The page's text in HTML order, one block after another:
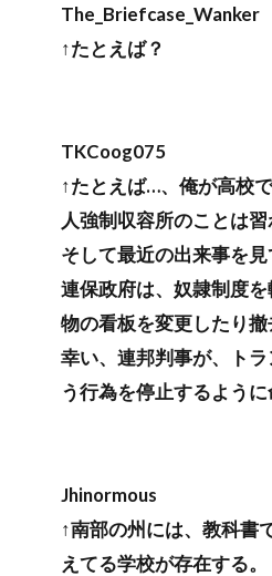
The_Briefcase_Wanker
↑たとえば？
TKCoog075
↑たとえば…、俺が高校
人強制収容所のことは習
そして最近の出来事を見
連保政府は、奴隷制度
物の看板を変更したり撤
幸い、連邦判事が、ト
う行為を停止するように
Jhinormous
↑南部の州には、教科書
えてる学校が存在する。